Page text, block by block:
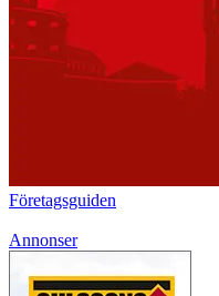
Företagsguiden
Annonser